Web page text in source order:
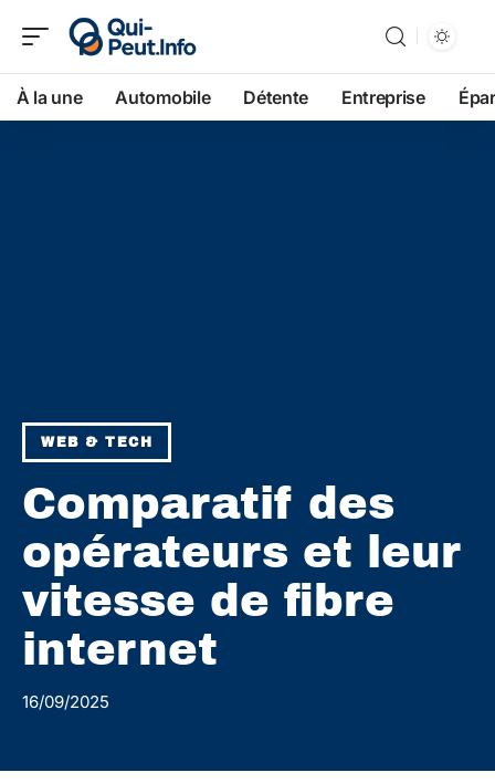
À la une Automobile Détente Entreprise
WEB & TECH
Comparatif des
opérateurs et leur
vitesse de fibre
internet
16/09/2025